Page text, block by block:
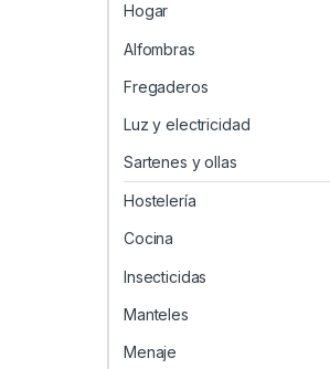
Hogar
Alfombras
Fregaderos
Luz y electricidad
Sartenes y ollas
Hostelería
Cocina
Insecticidas
Manteles
Menaje